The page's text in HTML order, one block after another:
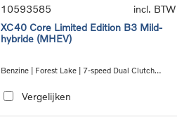
10593585
incl. BTW
XC40 Core Limited Edition B3 Mild-
hybride (MHEV)
Benzine | Forest Lake | 7-speed Dual Clutch
Vergelijken